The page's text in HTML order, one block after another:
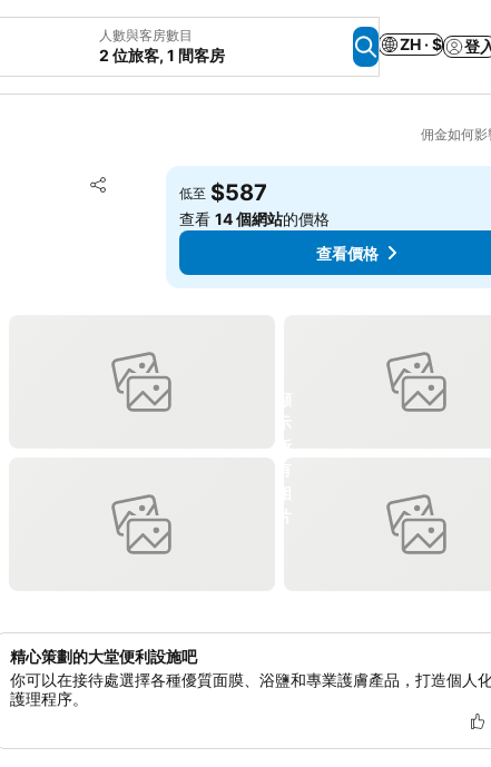
人數與客房數目
2 位旅客, 1 間客房
ZH · $ 登
佣金如何影
分享
放到收藏夾
低至 $587
查看14 個網站的價格
查看價格
精心策劃的大堂便利設施吧
你可以在接待處選擇各種優質面膜、浴鹽和專業護膚產品，打造個人
護理程序。